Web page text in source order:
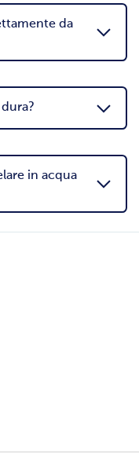
da
in acqua